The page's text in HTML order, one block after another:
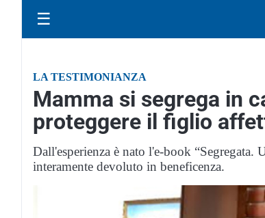
☰
LA TESTIMONIANZA
Mamma si segrega in
proteggere il figlio
Dall'esperienza è nato l'e-book
interamente devoluto in beneficenza.